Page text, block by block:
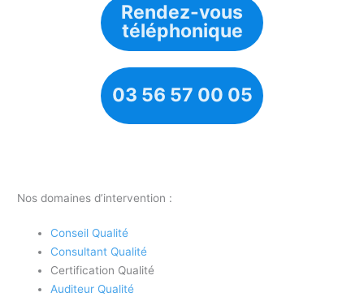
Rendez-vous
téléphonique
03 56 57 00 05
Nos domaines d’intervention :
Conseil Qualité
Consultant Qualité
Certification Qualité
Auditeur Qualité